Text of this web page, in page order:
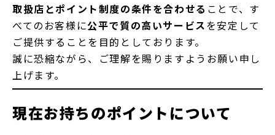
取扱店とポイント制度の条件を合わせる ことで、す
べてのお客様に公平で質の高いサービスを安定して
ご提供することを目的としております。
誠に恐縮ながら、ご理解を賜りますようお願い申し
上げます。
現在お持ちのポイントについて